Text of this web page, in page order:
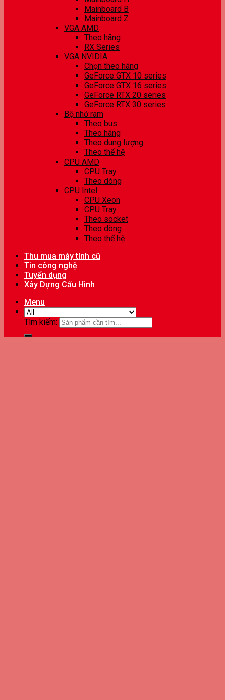
Mainboard B
Mainboard Z
VGA AMD
Theo hãng
RX Series
VGA NVIDIA
Chọn theo hãng
GeForce GTX 10 series
GeForce GTX 16 series
GeForce RTX 20 series
GeForce RTX 30 series
Bộ nhớ ram
Theo bus
Theo hãng
Theo dung lượng
Theo thế hệ
CPU AMD
CPU Tray
Theo dòng
CPU Intel
CPU Xeon
CPU Tray
Theo socket
Theo dòng
Theo thế hệ
Thu mua máy tính cũ
Tin công nghệ
Tuyển dụng
Xây Dựng Cấu Hình
Menu
Tìm kiếm: